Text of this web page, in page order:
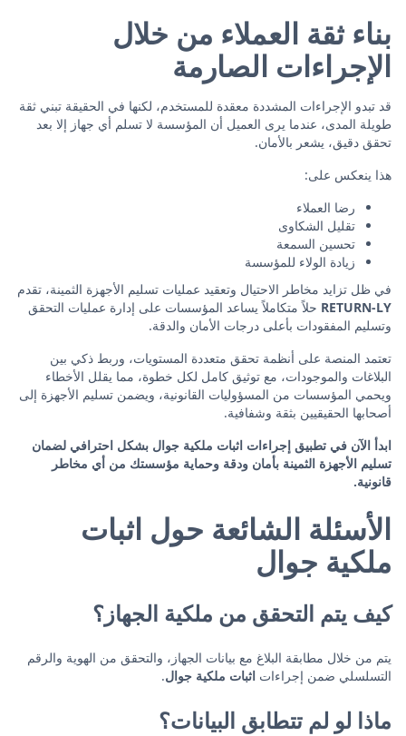
بناء ثقة العملاء من خلال
الإجراءات الصارمة
قد تبدو الإجراءات المشددة معقدة للمستخدم، لكنها في الحقيقة تبني ثقة
طويلة المدى، عندما يرى العميل أن المؤسسة لا تسلم أي جهاز إلا بعد
تحقق دقيق، يشعر بالأمان.
هذا ينعكس على:
رضا العملاء
تقليل الشكاوى
تحسين السمعة
زيادة الولاء للمؤسسة
في ظل تزايد مخاطر الاحتيال وتعقيد عمليات تسليم الأجهزة الثمينة، تقدم
RETURN-LY حلاً متكاملاً يساعد المؤسسات على إدارة عمليات التحقق
وتسليم المفقودات بأعلى درجات الأمان والدقة.
تعتمد المنصة على أنظمة تحقق متعددة المستويات، وربط ذكي بين
البلاغات والموجودات، مع توثيق كامل لكل خطوة، مما يقلل الأخطاء
ويحمي المؤسسات من المسؤوليات القانونية، ويضمن تسليم الأجهزة إلى
أصحابها الحقيقيين بثقة وشفافية.
ابدأ الآن في تطبيق إجراءات اثبات ملكية جوال بشكل احترافي لضمان
تسليم الأجهزة الثمينة بأمان ودقة وحماية مؤسستك من أي مخاطر
قانونية.
الأسئلة الشائعة حول اثبات
ملكية جوال
كيف يتم التحقق من ملكية الجهاز؟
يتم من خلال مطابقة البلاغ مع بيانات الجهاز، والتحقق من الهوية والرقم
التسلسلي ضمن إجراءات اثبات ملكية جوال.
ماذا لو لم تتطابق البيانات؟